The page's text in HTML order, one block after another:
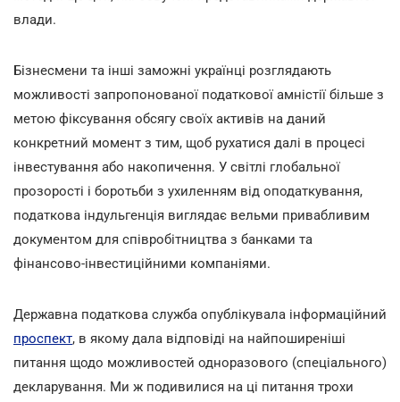
влади.
Бізнесмени та інші заможні українці розглядають
можливості запропонованої податкової амністії більше з
метою фіксування обсягу своїх активів на даний
конкретний момент з тим, щоб рухатися далі в процесі
інвестування або накопичення. У світлі глобальної
прозорості і боротьби з ухиленням від оподаткування,
податкова індульгенція виглядає вельми привабливим
документом для співробітництва з банками та
фінансово-інвестиційними компаніями.
Державна податкова служба опублікувала інформаційний
проспект, в якому дала відповіді на найпоширеніші
питання щодо можливостей одноразового (спеціального)
декларування. Ми ж подивилися на ці питання трохи